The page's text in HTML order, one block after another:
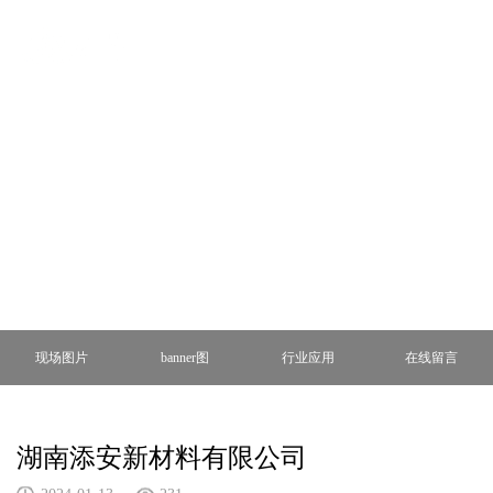
现场图片 banner图 行业应用 在线留言
湖南添安新材料有限公司